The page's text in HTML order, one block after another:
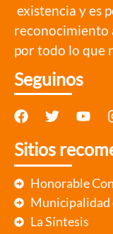
existencia y es
reconocimiento
por todo lo que
Seguinos
Sitios
Honorable
Municipalidad
La Síntesis